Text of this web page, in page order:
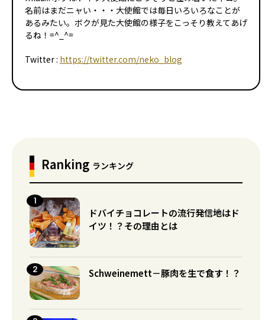
名前はまだニャい・・・大使館では毎日いろいろなことが
あるみたい。ボクが見た大使館の様子をこっそり教えてあげ
るね！=^_^=
Twitter : https://twitter.com/neko_blog
Ranking ランキング
ドバイチョコレートの流行発信地はド
イツ！？その理由とは
Schweinemett－豚肉を生で食す！？